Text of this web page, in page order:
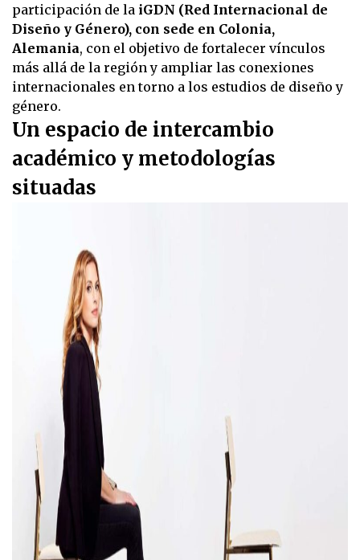
participación de la iGDN (Red Internacional de
Diseño y Género), con sede en Colonia,
Alemania, con el objetivo de fortalecer vínculos
más allá de la región y ampliar las conexiones
internacionales en torno a los estudios de diseño y
género.
Un espacio de intercambio
académico y metodologías
situadas